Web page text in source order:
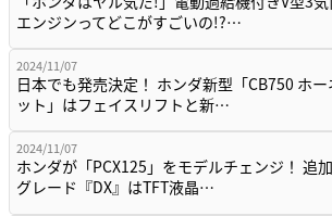
エンジンってどこがすごいの!?…
2024/11/07
日本でも発売決定！ ホンダ新型「CB750 ホー
ット」はフェイスリフトと新…
2024/11/07
ホンダが「PCX125」をモデルチェンジ！ 追加
グレード『DX』はTFT液晶…